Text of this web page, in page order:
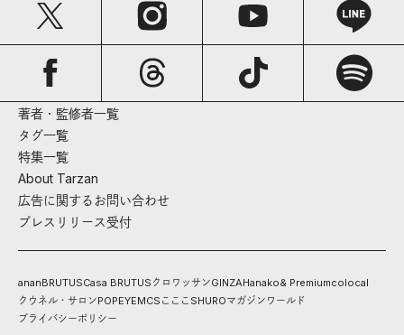
著者・監修者一覧
タグ一覧
特集一覧
About Tarzan
広告に関するお問い合わせ
プレスリリース受付
ananBRUTUSCasa BRUTUS クロワッサンGINZAHanako& Premiumcolocal
クウネル・サロンPOPEYEMCS こここ SHUROマガジンワールド
プライバシーポリシー